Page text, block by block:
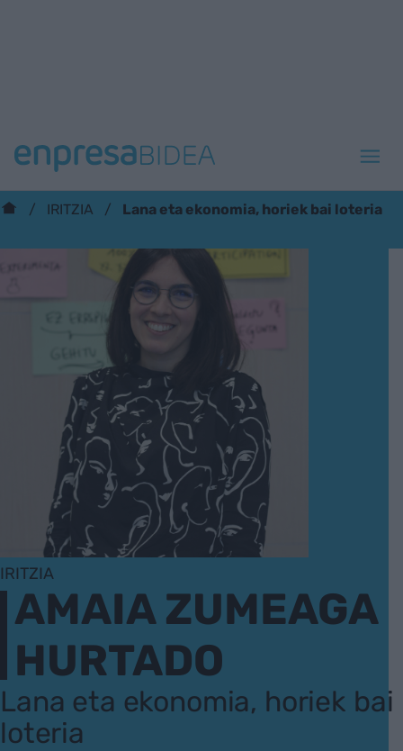
IRITZIA Lana eta ekonomia, horiek bai loteria
IRITZIA
AMAIA ZUMEAGA
HURTADO
Lana eta ekonomia, horiek bai
loteria